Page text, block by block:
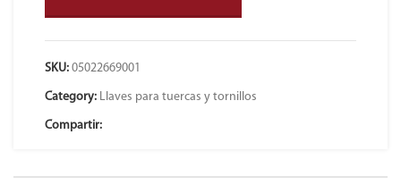
SKU: 05022669001
Category: Llaves para tuercas y tornillos
Compartir: